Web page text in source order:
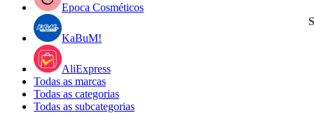
Epoca Cosméticos
KaBuM!
AliExpress
Todas as marcas
Todas as categorias
Todas as subcategorias